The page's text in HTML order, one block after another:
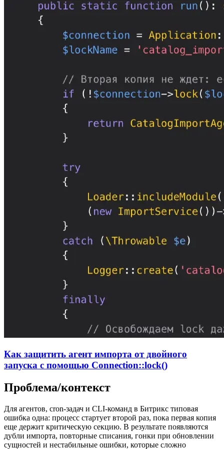
Как защитить агент импорта от двойного
запуска с помощью Connection::lock()
Проблема/контекст
Для агентов, cron-задач и CLI-команд в Битрикс типовая
ошибка одна: процесс стартует второй раз, пока первая копия
еще держит критическую секцию. В результате появляются
дубли импорта, повторные списания, гонки при обновлении
сущностей и нестабильные ошибки, которые сложно